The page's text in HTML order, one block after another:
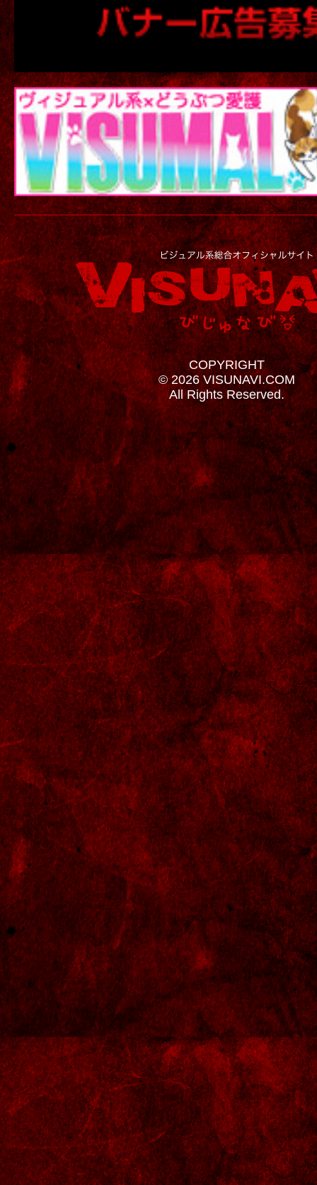
COPYRIGHT
© 2026 VISUNAVI.COM
All Rights Reserved.